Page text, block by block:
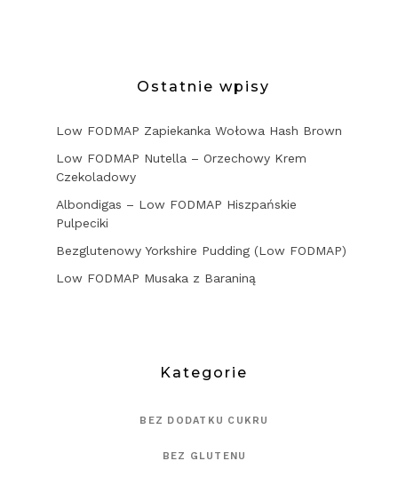
Ostatnie wpisy
Low FODMAP Zapiekanka Wołowa Hash Brown
Low FODMAP Nutella – Orzechowy Krem
Czekoladowy
Albondigas – Low FODMAP Hiszpańskie
Pulpeciki
Bezglutenowy Yorkshire Pudding (Low FODMAP)
Low FODMAP Musaka z Baraniną
Kategorie
BEZ DODATKU CUKRU
BEZ GLUTENU